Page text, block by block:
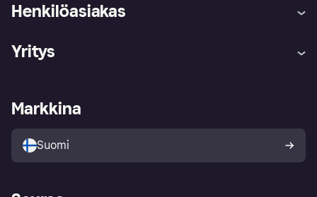
Henkilöasiakas
Ohje
Kirjaudu sisään
Tutustu kauppoihin
Ostajan turva
Yritys
Kirjaudu sisään yrityksenä
Markkina
Suomi